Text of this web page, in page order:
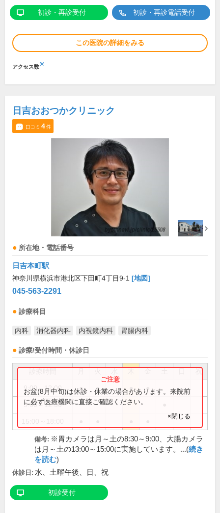
初診・再診受付 初診・再診電話受付
この医院の詳細をみる
アクセス数※
日吉おおつかクリニック
口コミ 4件
所在地・電話番号
日吉本町駅
神奈川県横浜市港北区下田町4丁目9-1 [地図]
045-563-2291
診療科目
内科 消化器内科 内視鏡内科 胃腸内科
診療/受付時間・休診日
祝
9:00～12:00 ● ● ● ●
9:00～12:30
お盆(8月中旬)は休診・休業の場合があります。来院前
に必ず医療機関に直接ご確認ください。
×閉じる
備考: ※胃カメラは月～土の8:30～9:00、大腸カメラ
は月～土の13:00～15:00に実施しています。...(続き
を読む)
休診日: 水、土曜午後、日、祝
初診受付